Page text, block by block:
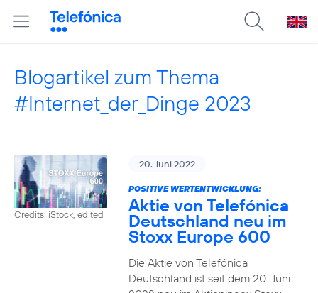
Blogartikel zum Thema
#Internet_der_Dinge 2023
Credits: iStock, edited
20. Juni 2022
POSITIVE WERTENTWICKLUNG:
Aktie von Telefónica
Deutschland neu im
Stoxx Europe 600
Die Aktie von Telefónica
Deutschland ist seit dem 20. Juni